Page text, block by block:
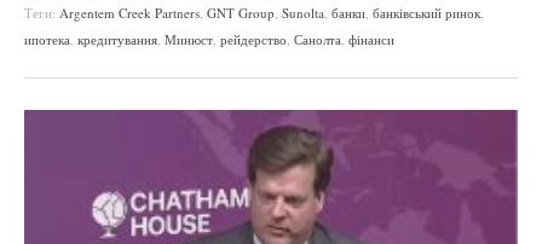
Теги: Argentem Creek Partners GNT Group Sunolta банки банківський ринок
ипотека кредитування Минюст рейдерство Санолта фінанси